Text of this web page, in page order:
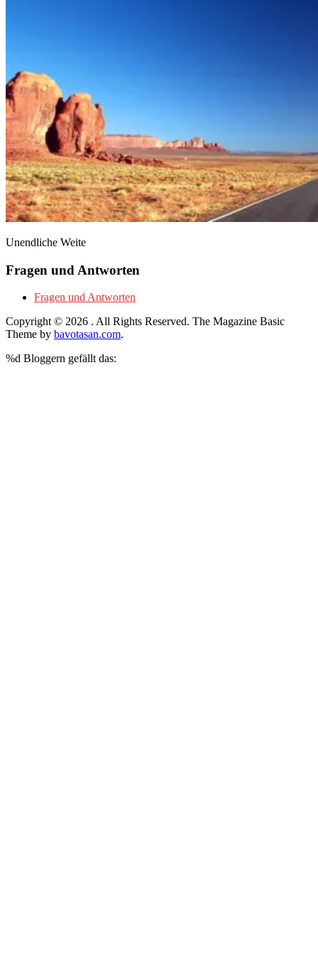
Unendliche Weite
Fragen und Antworten
Fragen und Antworten
Copyright © 2026 . All Rights Reserved. The Magazine Basic
Theme by bavotasan.com.
%d Bloggern gefällt das: